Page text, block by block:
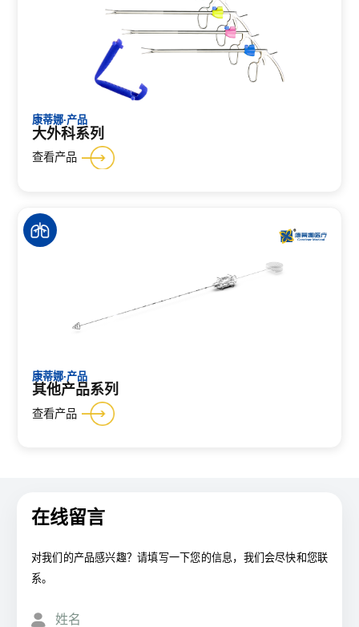
康蒂娜·产品
大外科系列
查看产品
康蒂娜·产品
其他产品系列
查看产品
在线留言
对我们的产品感兴趣？请填写一下您的信息，我们会尽快和您联
系。